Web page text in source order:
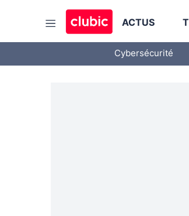
ACTUS
Cybersécurité